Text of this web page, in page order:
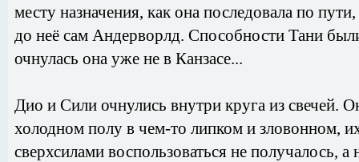
месту назначения, как она последовала по
до неё сам Андерворлд. Способности Тани
очнулась она уже не в Канзасе...
Дио и Сили очнулись внутри круга из свечей.
холодном полу в чем-то липком и зловонном,
сверхсилами воспользоваться не получалось, а